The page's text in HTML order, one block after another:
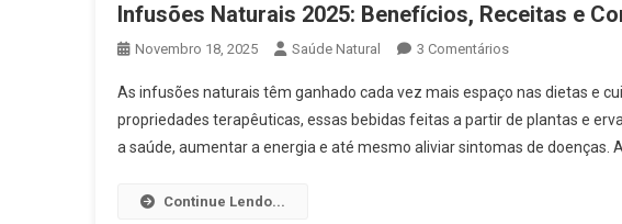
Infusões Naturais 2025: Benefícios, Receitas e
Novembro 18, 2025 Saúde Natural 3 ComentáriosEm
Naturais
2025:
Benefícios,
As infusões naturais têm ganhado cada vez mais espaço nas dietas e
propriedades terapêuticas, essas bebidas feitas a partir de plantas e
a saúde, aumentar a energia e até mesmo aliviar sintomas de doenças.
Continue Lendo...